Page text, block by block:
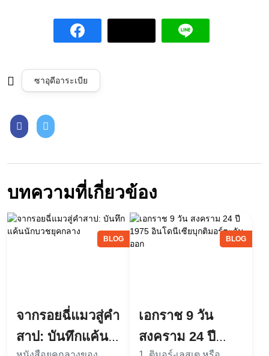
ซาอุดีอาระเบีย
บทความที่เกี่ยวข้อง
BLOG
จากรอยฉี่แมวสู่คำ
สาป: บันทึกแค้น
BLOG
เอกราช 9 วัน
สงคราม 24 ปี